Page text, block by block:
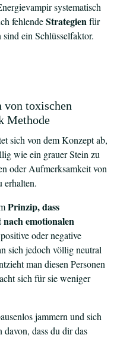
systematisch
fehlendeStrategienfür
ein Schlüsselfaktor.
von toxischen
Methode
sich von dem Konzept ab,
wie ein grauer Stein zu
oder Aufmerksamkeit von
erhalten.
Prinzip, dass
emotionalen
oder negative
sich jedoch völlig neutral
man diesen Personen
sich für sie weniger
jammern und sich
davon, dass du dir das